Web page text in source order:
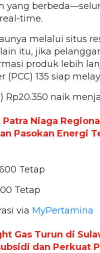
yang
time.
melalui situs
itu, jika
produk lebih
(PCC) 135 siap
Rp20.350 naik
Niaga
Pasokan Energi
Tetap
Tetap
via MyPertamina
Gas Turun di
dan Perkuat